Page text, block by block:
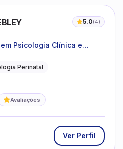
5.0(4)
Psicologia Clínica e
Perinatal
Avaliações
Ver Perfil